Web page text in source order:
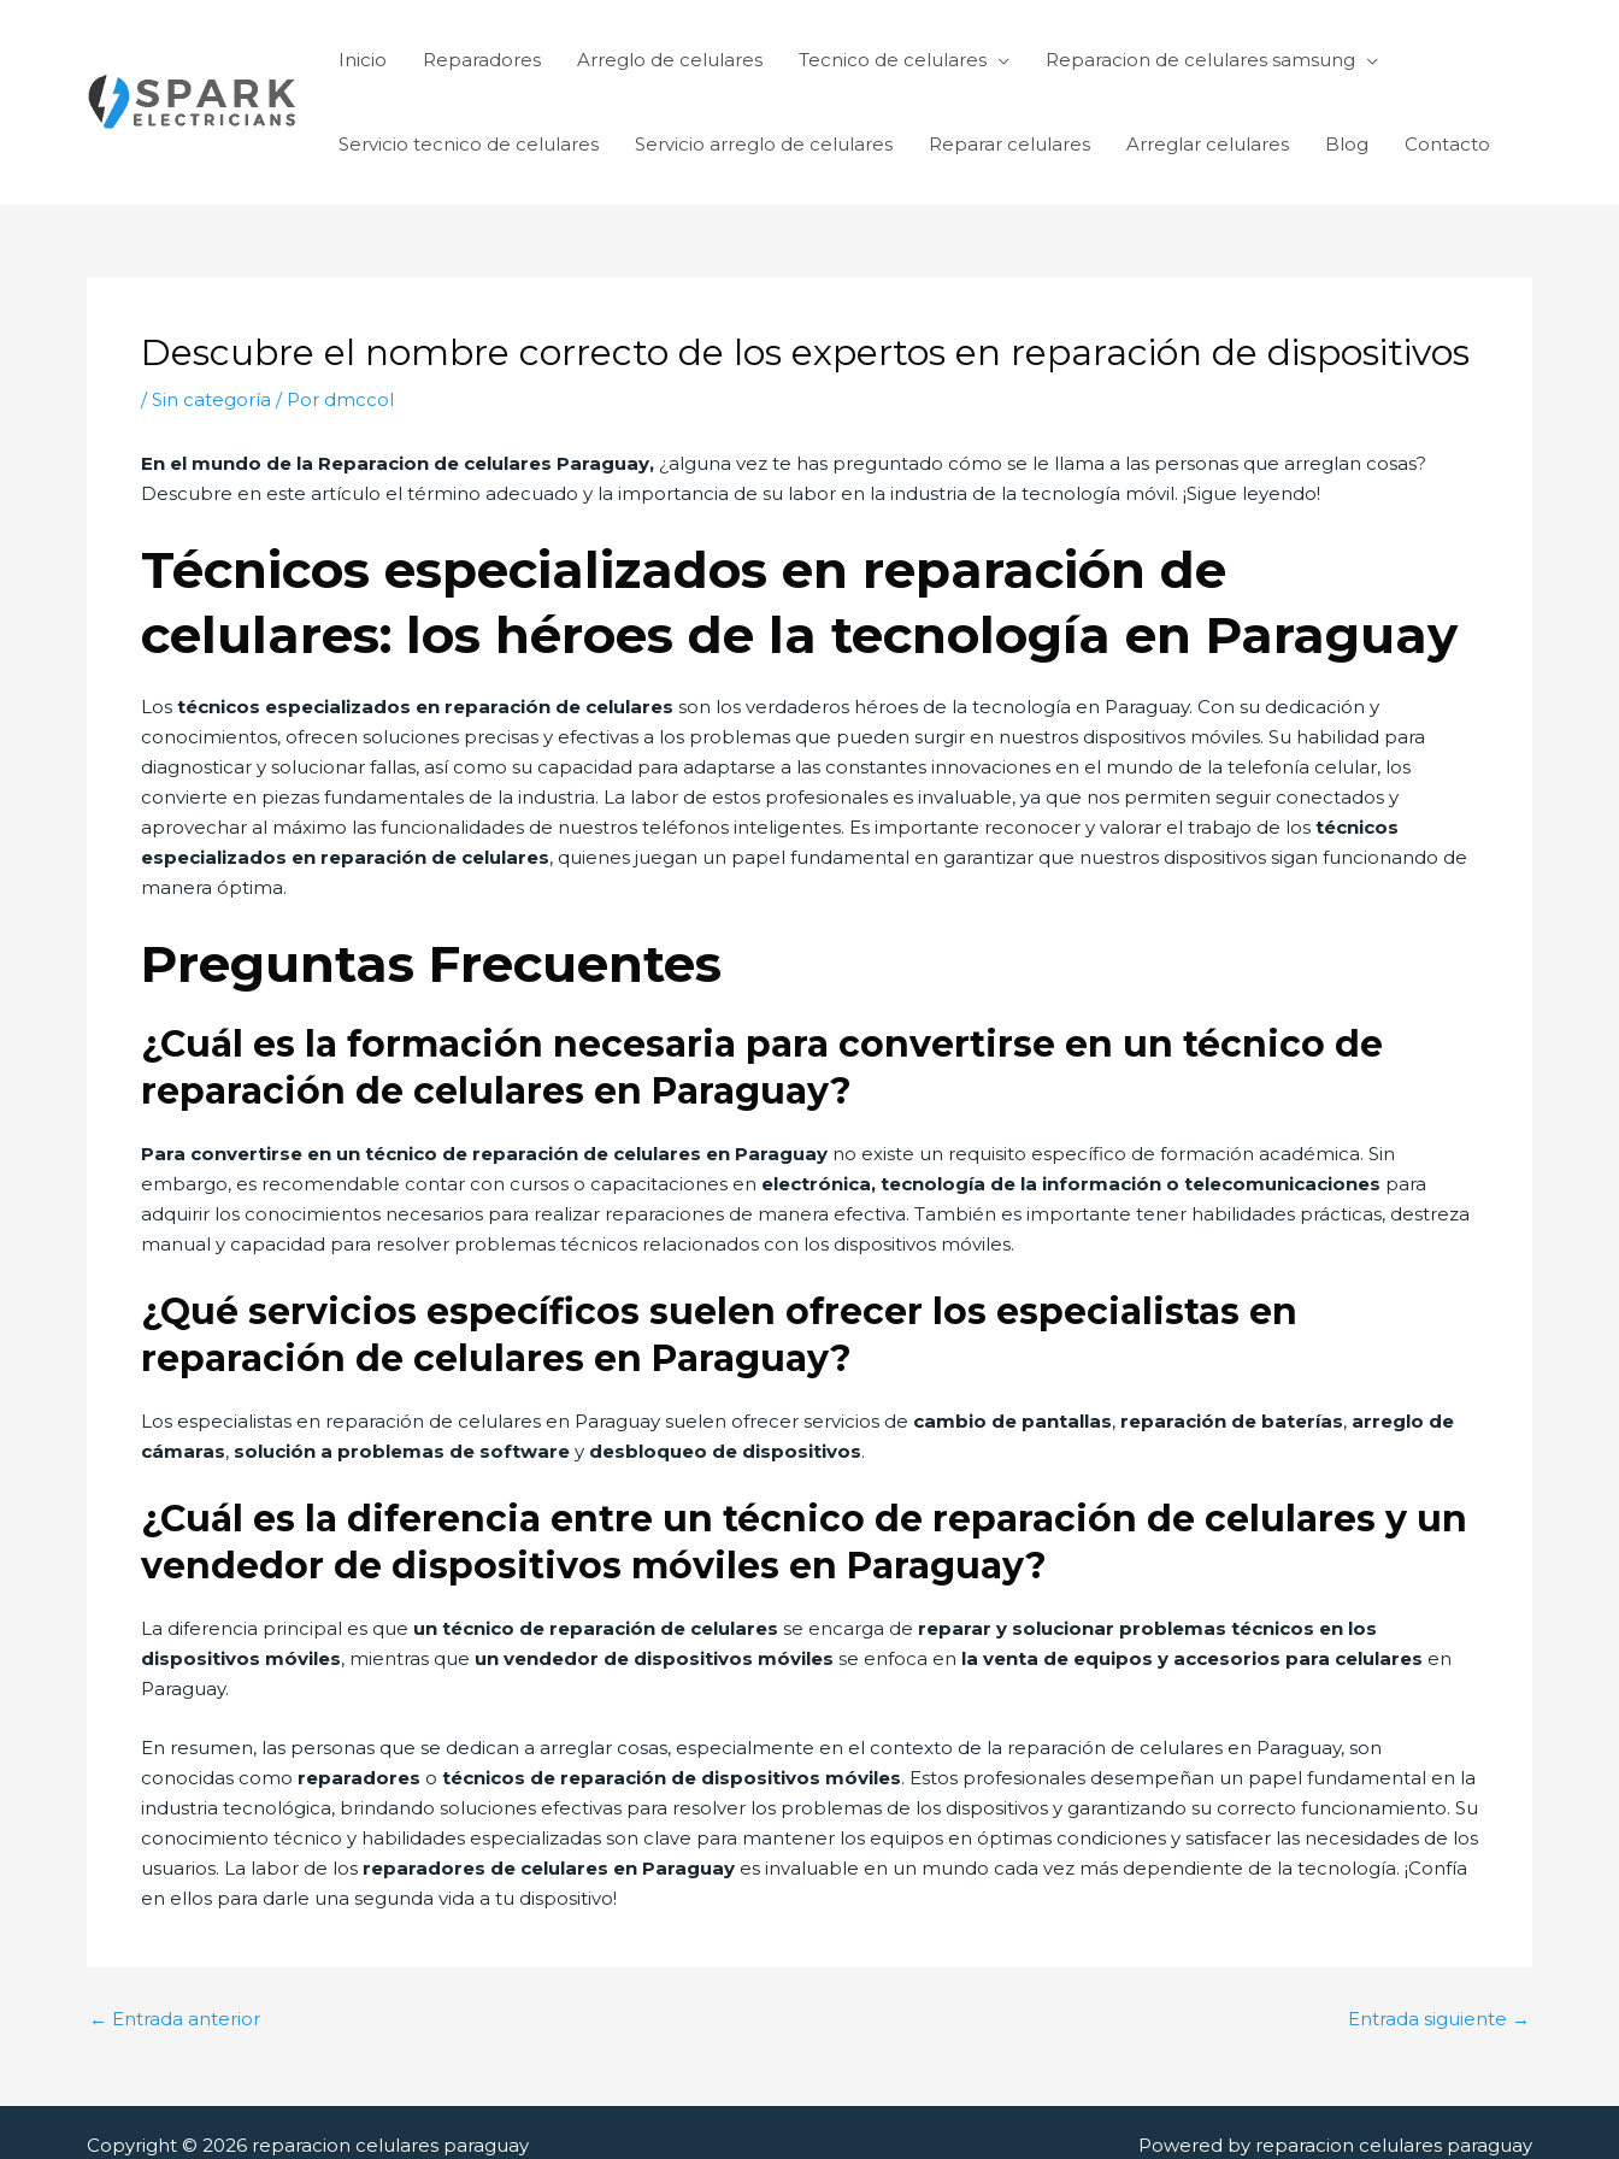
Inicio Reparadores Arreglo de celulares Tecnico de celulares Reparacion de celulares samsung
Servicio tecnico de celulares Servicio arreglo de celulares Reparar celulares Arreglar celulares Blog Contacto
Descubre el nombre correcto de los expertos en reparación de dispositivos
/Sin categoría / Por dmccol
En el mundo de la Reparacion de celulares Paraguay, ¿alguna vez te has preguntado cómo se le llama a las personas que arreglan cosas?
Descubre en este artículo el término adecuado y la importancia de su labor en la industria de la tecnología móvil. ¡Sigue leyendo!
Técnicos especializados en reparación de
celulares: los héroes de la tecnología en Paraguay
Los técnicos especializados en reparación de celulares son los verdaderos héroes de la tecnología en Paraguay. Con su dedicación y
conocimientos, ofrecen soluciones precisas y efectivas a los problemas que pueden surgir en nuestros dispositivos móviles. Su habilidad para
diagnosticar y solucionar fallas, así como su capacidad para adaptarse a las constantes innovaciones en el mundo de la telefonía celular, los
convierte en piezas fundamentales de la industria. La labor de estos profesionales es invaluable, ya que nos permiten seguir conectados y
aprovechar al máximo las funcionalidades de nuestros teléfonos inteligentes. Es importante reconocer y valorar el trabajo de los técnicos
especializados en reparación de celulares, quienes juegan un papel fundamental en garantizar que nuestros dispositivos sigan funcionando de
manera óptima.
Preguntas Frecuentes
¿Cuál es la formación necesaria para convertirse en un técnico de
reparación de celulares en Paraguay?
Para convertirse en un técnico de reparación de celulares en Paraguay no existe un requisito específico de formación académica. Sin
embargo, es recomendable contar con cursos o capacitaciones en electrónica, tecnología de la información o telecomunicaciones para
adquirir los conocimientos necesarios para realizar reparaciones de manera efectiva. También es importante tener habilidades prácticas, destreza
manual y capacidad para resolver problemas técnicos relacionados con los dispositivos móviles.
¿Qué servicios específicos suelen ofrecer los especialistas en
reparación de celulares en Paraguay?
Los especialistas en reparación de celulares en Paraguay suelen ofrecer servicios de cambio de pantallas, reparación de baterías, arreglo de
cámaras, solución a problemas de software y desbloqueo de dispositivos.
¿Cuál es la diferencia entre un técnico de reparación de celulares y un
vendedor de dispositivos móviles en Paraguay?
La diferencia principal es que un técnico de reparación de celulares se encarga de reparar y solucionar problemas técnicos en los
dispositivos móviles, mientras que un vendedor de dispositivos móviles se enfoca en la venta de equipos y accesorios para celulares en
Paraguay.
En resumen, las personas que se dedican a arreglar cosas, especialmente en el contexto de la reparación de celulares en Paraguay, son
conocidas como reparadores o técnicos de reparación de dispositivos móviles. Estos profesionales desempeñan un papel fundamental en la
industria tecnológica, brindando soluciones efectivas para resolver los problemas de los dispositivos y garantizando su correcto funcionamiento. Su
conocimiento técnico y habilidades especializadas son clave para mantener los equipos en óptimas condiciones y satisfacer las necesidades de los
usuarios. La labor de los reparadores de celulares en Paraguay es invaluable en un mundo cada vez más dependiente de la tecnología. ¡Confía
en ellos para darle una segunda vida a tu dispositivo!
← Entrada anterior Entrada siguiente →
Copyright © 2026 reparacion celulares paraguay Powered by reparacion celulares paraguay